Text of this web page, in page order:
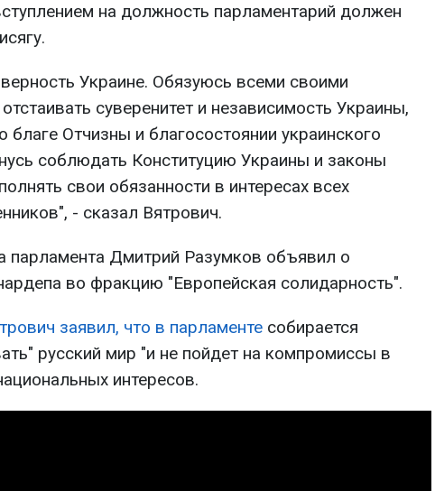
на должность парламентарий должен
Украине. Обязуюсь всеми своими
суверенитет и независимость Украины,
благе Отчизны и благосостоянии украинского
соблюдать Конституцию Украины и законы
свои обязанности в интересах всех
- сказал Вятрович.
парламента Дмитрий Разумков объявил о
во фракцию "Европейская солидарность".
заявил, что в парламенте собирается
русский мир "и не пойдет на компромиссы в
интересов.